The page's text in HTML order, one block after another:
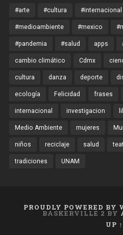
#arte #cultura #internacional
#medioambiente #mexico
#pandemia #salud apps
cambio climático Cdmx
cultura danza deporte
ecología Felicidad frases
internacional investigacion
Medio Ambiente mujeres
niños reciclaje salud
tradiciones UNAM
PROUDLY POWERED BY
BASKERVILLE 2 BY
UP ↑